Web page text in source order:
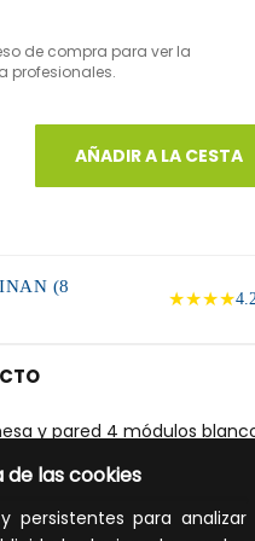
las cookies
persistentes para analizar
de compra para ver la
profesionales.
AÑADIR A LA CESTA
(8
★★★★
y pared 4 módulos
- Top System y Virna - y
ideal para cualquier